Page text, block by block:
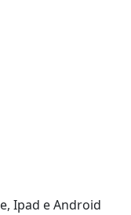
Ipad e Android